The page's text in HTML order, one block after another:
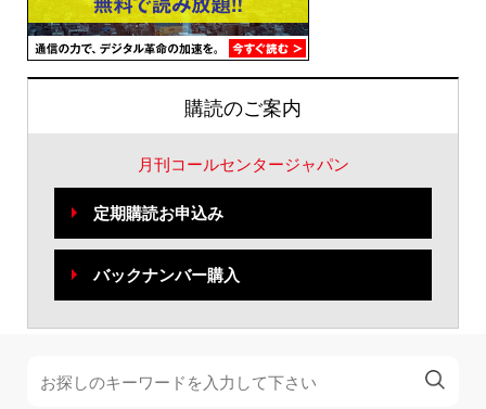
購読のご案内
月刊コールセンタージャパン
定期購読お申込み
バックナンバー購入